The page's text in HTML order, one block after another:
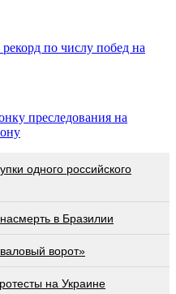
по числу побед на
преследования на
одного российского
в Бразилии
ворот»
на Украине